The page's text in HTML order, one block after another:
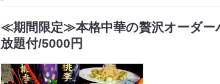
≪期間限定≫本格中華の贅沢オーダ
放題付/5000円